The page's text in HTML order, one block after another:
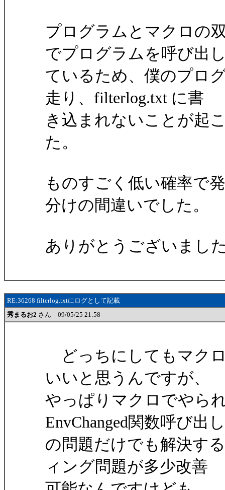
プログラムとマクロの
でプログラムを呼び出
ているため、僕のプロ
走り、filterlog.txt に書
き込まれないことが起
た。
ものすごく低い確率で
分けの間違いでした。
ありがとうございまし
RE:36268 filterlog.txtにログとして記載
秀まるお2 さん 09/05/25 21:58
どっちにしてもマク
いいと思うんですが、
やっぱりマクロでやら
EnvChanged関数呼び出し
の問題だけでも解決す
ィング問題が多少改善